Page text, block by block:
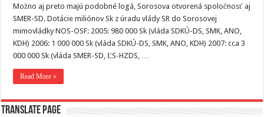
Možno aj preto majú podobné logá, Sorosova otvorená spoločnosť aj
SMER-SD. Dotácie miliónov Sk z úradu vlády SR do Sorosovej
mimovládky NOS-OSF: 2005: 980 000 Sk (vláda SDKÚ-DS, SMK, ANO,
KDH) 2006: 1 000 000 Sk (vláda SDKÚ-DS, SMK, ANO, KDH) 2007: cca 3
000 000 Sk (vláda SMER-SD, ĽS-HZDS, …
Read More »
Translate page